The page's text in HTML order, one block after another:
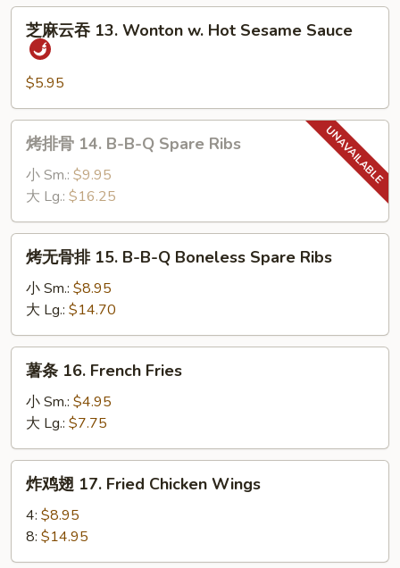
Sweet
Donuts
(10)
13.
Wonton
Hot
Sesame
芝麻云吞 13. Wonton w. Hot Sesame Sauce
$5.95
14.
B-
B-
Spare
Ribs
烤排骨 14. B-B-Q Spare Ribs
小 Sm.: $9.95
大 Lg.: $16.25
15.
B-
B-
Boneless
Ribs
烤无骨排 15. B-B-Q Boneless Spare Ribs
小 Sm.: $8.95
大 Lg.: $14.70
16.
French
Fries
薯条 16. French Fries
小 Sm.: $4.95
大 Lg.: $7.75
17.
Fried
炸鸡翅 17. Fried Chicken Wings
4: $8.95
8: $14.95